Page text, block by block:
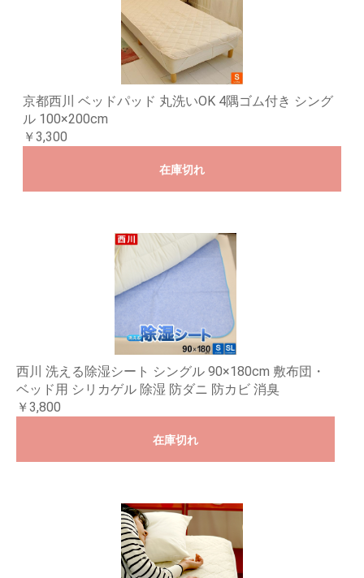
京都西川 ベッドパッド 丸洗いOK 4隅ゴム付き シング
ル 100×200cm
￥3,300
在庫切れ
西川 洗える除湿シート シングル 90×180cm 敷布団・
ベッド用 シリカゲル 除湿 防ダニ 防カビ 消臭
￥3,800
在庫切れ